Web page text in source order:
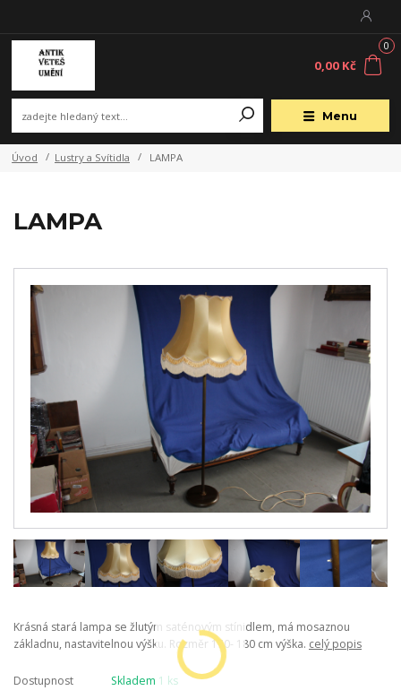
Menu
0
0,00 Kč
Úvod Lustry a Svítidla LAMPA
LAMPA
Krásná stará lampa se žlutým saténovým stínidlem, má mosaznou
základnu, nastavitelnou výšku. Rozměr 170- 180 cm výška. celý popis
Dostupnost Skladem 1 ks